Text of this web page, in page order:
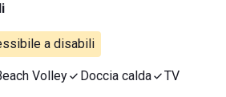
a disabili
Volley Doccia calda
TV